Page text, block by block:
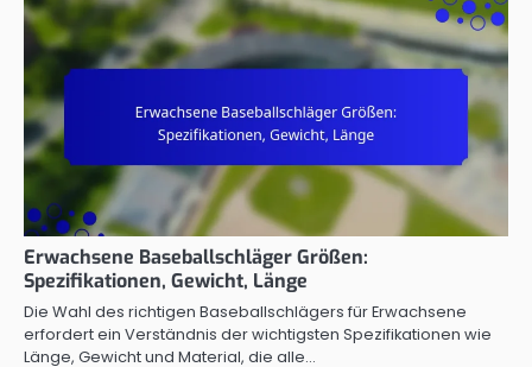
Erwachsene Baseballschläger Größen:
Spezifikationen, Gewicht, Länge
Die Wahl des richtigen Baseballschlägers für Erwachsene
erfordert ein Verständnis der wichtigsten Spezifikationen wie
Länge, Gewicht und Material, die alle…